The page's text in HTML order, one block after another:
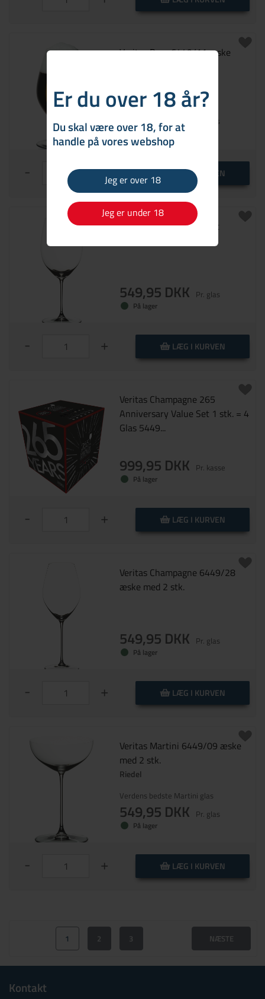
Er du over 18 år?
Du skal være over 18, for at
handle på vores webshop
Jeg er over 18
Jeg er under 18
Veritas Beer 6449/11 æske
549,95 DKK Pr. glas
På lager
- + LÆG I KURVEN
Veritas Cabernet/ Merlot
6449/0 æske med 2 stk.
549,95 DKK Pr. glas
På lager
- + LÆG I KURVEN
Veritas Champagne 265
Anniversary Value Set 1 stk. = 4
Glas 5449...
999,95 DKK Pr. kasse
På lager
- + LÆG I KURVEN
Veritas Champagne 6449/28
æske med 2 stk.
549,95 DKK Pr. glas
På lager
- + LÆG I KURVEN
Veritas Martini 6449/09 æske
med 2 stk.
Riedel
Verdens bedste Martini glas
549,95 DKK Pr. glas
På lager
- + LÆG I KURVEN
1 2 3 NÆSTE
Kontakt